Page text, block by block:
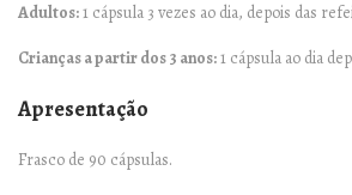
9
0
á
p
Adultos:1 cápsula 3 vezes ao dia, depois das
Crianças a partir dos 3 anos:1 cápsula ao dia
Apresentação
Frasco de 90 cápsulas.